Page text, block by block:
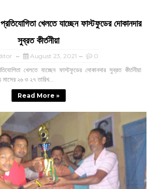
খেলতে যাচ্ছেন ফাস্টফুডের দোকানদার
সুব্রত কীর্তনীয়া
August 23, 2021 0
খেলতে যাচ্ছেন ফাস্টফুডের দোকানদার সুব্রত কীর্তনীয়া
২৬ ও ২৭ তারিখ...
Read More »